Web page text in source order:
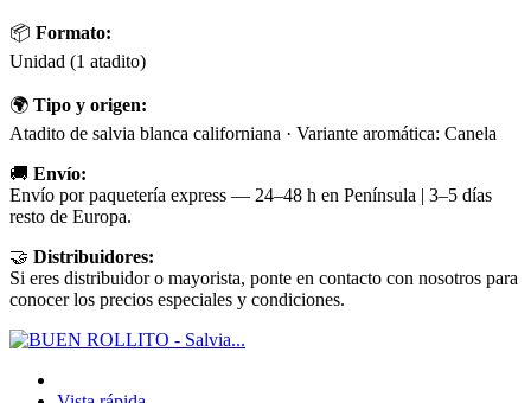
📦 Formato:
Unidad (1 atadito)
🌍 Tipo y origen:
Atadito de salvia blanca californiana · Variante aromática: Canela
🚚 Envío:
Envío por paquetería express — 24–48 h en Península | 3–5 días
resto de Europa.
🤝 Distribuidores:
Si eres distribuidor o mayorista, ponte en contacto con nosotros para
conocer los precios especiales y condiciones.